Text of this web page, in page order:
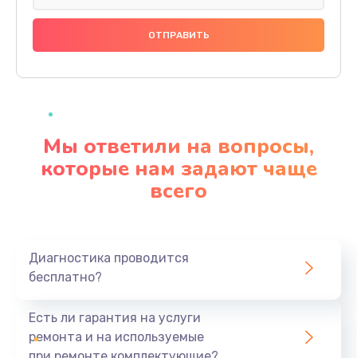
Замена праймера
1000 руб.
Заказать
Профилактическая чистка
Заказать
Мы ответили на вопросы,
которые нам задают чаще
всего
Диагностика проводится
бесплатно?
Есть ли гарантия на услуги
ремонта и на используемые